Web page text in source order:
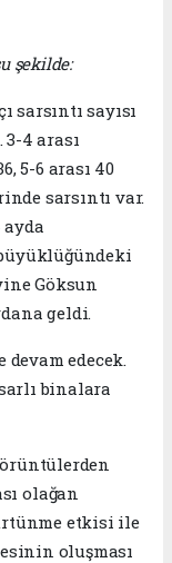
şekilde:
sarsıntı sayısı
4 arası
5-6 arası 40
sarsıntı var.
ayda
Göksun
geldi.
edecek.
binalara
olağan
etkisi ile
oluşması